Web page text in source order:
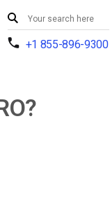
+1 855-896-9300